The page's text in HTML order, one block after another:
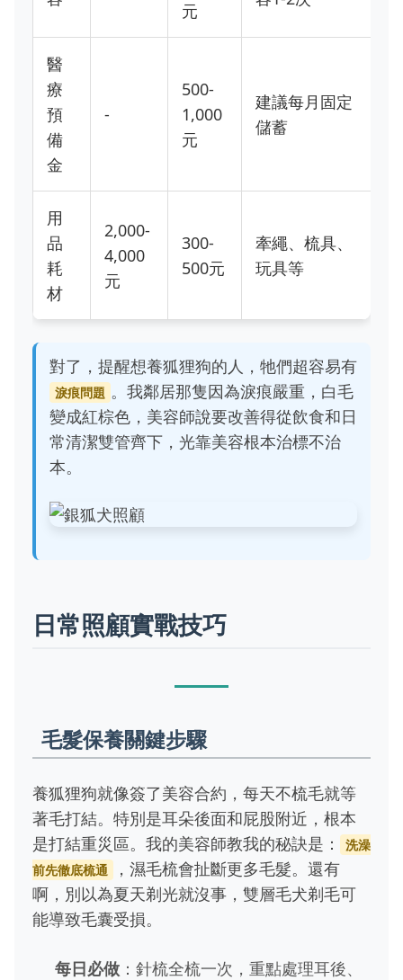
元
醫
療
預
備
金
-
500-
1,000
元
建議每月固定
儲蓄
用
品
耗
材
2,000-
4,000
元
300-
500元
牽繩、梳具、
玩具等
對了，提醒想養狐狸狗的人，牠們超容易有
淚痕問題 。我鄰居那隻因為淚痕嚴重，白毛
變成紅棕色，美容師說要改善得從飲食和日
常清潔雙管齊下，光靠美容根本治標不治
本。
日常照顧實戰技巧
毛髮保養關鍵步驟
養狐狸狗就像簽了美容合約，每天不梳毛就等
著毛打結。特別是耳朵後面和屁股附近，根本
是打結重災區。我的美容師教我的秘訣是：
洗澡
前先徹底梳通
，濕毛梳會扯斷更多毛髮。還有
啊，別以為夏天剃光就沒事，雙層毛犬剃毛可
能導致毛囊受損。
每日必做 ：針梳全梳一次，重點處理耳後、